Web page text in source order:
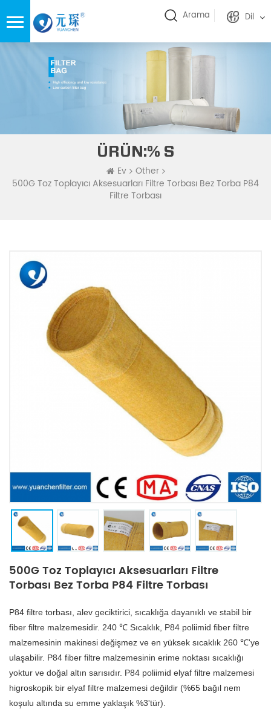
Arama Dil
ÜRÜN:% S
Ev
Other
500G Toz Toplayıcı Aksesuarları Filtre Torbası Bez Torba P84
Filtre Torbası
500G Toz Toplayıcı Aksesuarları Filtre
Torbası Bez Torba P84 Filtre Torbası
P84 filtre torbası, alev geciktirici, sıcaklığa dayanıklı ve stabil bir
fiber filtre malzemesidir. 240 ℃ Sıcaklık, P84 poliimid fiber filtre
malzemesinin makinesi değişmez ve en yüksek sıcaklık 260 ℃'ye
ulaşabilir. P84 fiber filtre malzemesinin erime noktası sıcaklığı
yoktur ve doğal altın sarısıdır. P84 poliimid elyaf filtre malzemesi
higroskopik bir elyaf filtre malzemesi değildir (%65 bağıl nem
koşulu altında su emme yaklaşık %3'tür).